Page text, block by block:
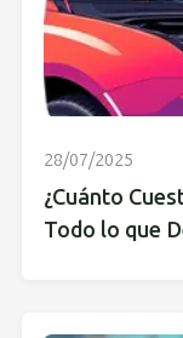
28/07/2025
¿Cuánto
Todo lo que